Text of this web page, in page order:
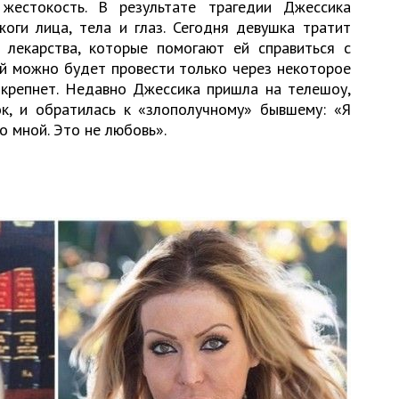
В результате трагедии Джессика
лица, тела и глаз. Сегодня девушка тратит
которые помогают ей справиться с
можно будет провести только через некоторое
Недавно Джессика пришла на телешоу,
и обратилась к «злополучному» бывшему: «Я
мной. Это не любовь».